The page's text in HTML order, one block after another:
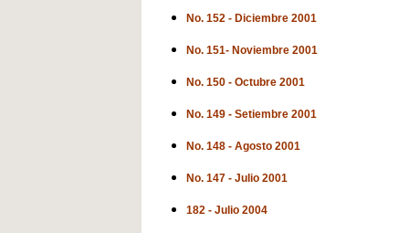
No. 152 - Diciembre 2001
No. 151- Noviembre 2001
No. 150 - Octubre 2001
No. 149 - Setiembre 2001
No. 148 - Agosto 2001
No. 147 - Julio 2001
182 - Julio 2004